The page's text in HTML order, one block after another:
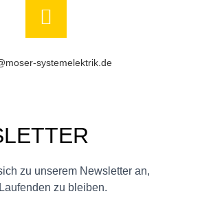
systemelektrik.de
zu unserem Newsletter an,
zu bleiben.